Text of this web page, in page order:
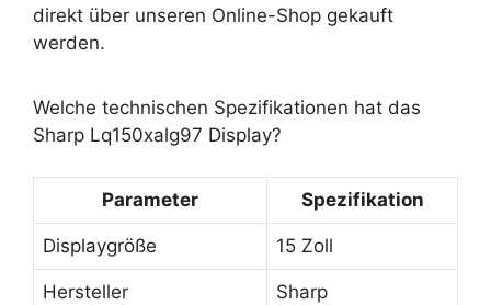
direkt über unseren Online-Shop gekauft
werden.
Welche technischen Spezifikationen hat das
Sharp Lq150xalg97 Display?
Parameter Spezifikation
Displaygröße 15 Zoll
Hersteller Sharp